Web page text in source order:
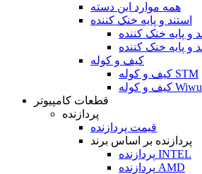
همه موارد این دسته
استند و پایه خنک کننده
کیف و کوله
کیف و کوله STM
کیف و کوله Wiwu
قطعات کامپیوتر
پردازنده
قیمت پردازنده
پردازنده بر اساس برند
پردازنده INTEL
پردازنده AMD